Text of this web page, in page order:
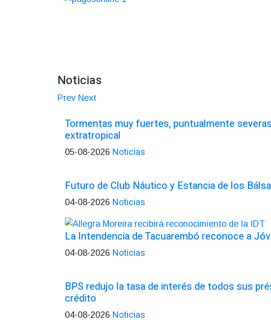
Noticias
Prev Next
Tormentas muy fuertes, puntualmente
extratropical
05-08-2026 Noticias
Futuro de Club Náutico y Estancia de los
04-08-2026 Noticias
La Intendencia de Tacuarembó reconoce a
04-08-2026 Noticias
BPS redujo la tasa de interés de todos sus
crédito
04-08-2026 Noticias